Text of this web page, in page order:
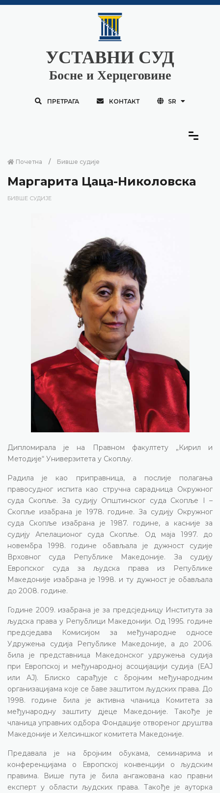
УСТАВНИ СУД
Босне и Херцеговине
ПРЕТРАГА КОНТАКТ SR
Почетна Бивше судије
Маргарита Цаца-Николовска
БИВШЕ СУДИЈЕ
Дипломирала је на Правном факултету „Кирил и
Методије“ Универзитета у Скопљу.
Радила је као приправница, а послије полагања
правосудног испита као стручна сарадница Окружног
суда Скопље. За судију Општинског суда Скопље I –
Скопље изабрана је 1978. године. За судију Окружног
суда Скопље изабрана је 1987. године, а касније за
судију Апелационог суда Скопље. Од маја 1997. до
новембра 1998. године обављала је дужност судије
Врховног суда Републике Македоније. За судију
Европског суда за људска права из Републике
Македоније изабрана је 1998. и ту дужност је обављала
до 2008. године.
Године 2009. изабрана је за предсједницу Института за
људска права у Републици Македонији. Од 1995. године
предсједава Комисијом за међународне односе
Удружења судија Републике Македоније, а до 2006.
била је представница Македонског удружења судија
при Европској и међународној асоцијацији судија (ЕАЈ
или AJ). Блиско сарађује с бројним међународним
организацијама које се баве заштитом људских права. До
1998. године била је активна чланица Комитета за
међународну заштиту дјеце Македоније. Такође је
чланица управних одбора Фондације отвореног друштва
Македоније и Хелсиншког комитета Македоније.
Предавала је на бројним обукама, семинарима и
конференцијама о Европској конвенцији о људским
правима. Више пута је била ангажована као правни
експерт у области људских права. Такође је ауторка